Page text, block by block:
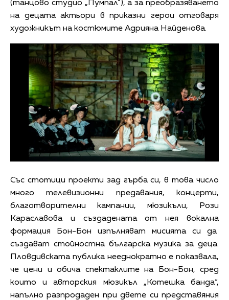
(танцово студио „Пумпал“), а за преобразяването
на децата актьори в приказни герои отговаря
художникът на костюмите Адрияна Найденова.
Със стотици проекти зад гърба си, в това число
много телевизионни предавания, концерти,
благотворителни кампании, мюзикъли, Рози
Караславова и създадената от нея вокална
формация Бон-Бон изпълняват мисията си да
създават стойностна българска музика за деца.
Пловдивската публика нееднократно е показвала,
че цени и обича спектаклите на Бон-Бон, сред
които и авторския мюзикъл „Котешка банда“,
напълно разпродаден при двете си представяния